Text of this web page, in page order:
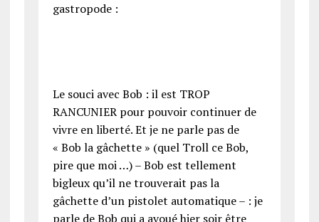
gastropode :
Le souci avec Bob : il est TROP
RANCUNIER pour pouvoir continuer de
vivre en liberté. Et je ne parle pas de
« Bob la gâchette » (quel Troll ce Bob,
pire que moi …) – Bob est tellement
bigleux qu’il ne trouverait pas la
gâchette d’un pistolet automatique – : je
parle de Bob qui a avoué hier soir être